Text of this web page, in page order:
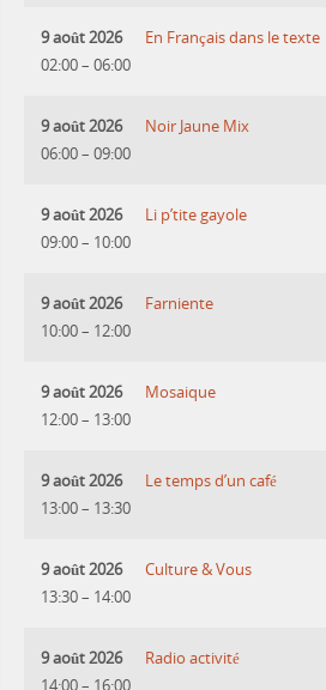
9 août 2026
02:00– 06:00
En Français dans le texte
9 août 2026
06:00– 09:00
Noir Jaune Mix
9 août 2026
09:00– 10:00
Li p’tite gayole
9 août 2026
10:00– 12:00
Farniente
9 août 2026
12:00– 13:00
Mosaique
9 août 2026
13:00– 13:30
Le temps d’un café
9 août 2026
13:30– 14:00
Culture & Vous
9 août 2026
Radio activité